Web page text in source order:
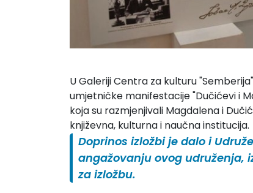
U Galeriji Centra za kulturu
umjetničke manifestacije "Dučićevi i
koja su razmjenjivali Magdalena i
književna, kulturna i naučna institucija.
Doprinos izložbi je dalo i
angažovanju ovog udruženja,
za izložbu.